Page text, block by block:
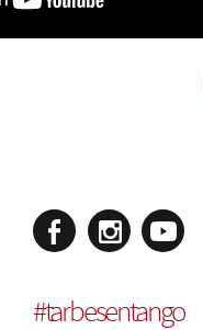
#tarbesentango